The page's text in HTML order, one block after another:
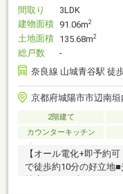
間取り
3LDK
建物面積 91.06m2
土地面積 135.68m2
総戸数
-
奈良線 山城青谷駅 徒
京都府城陽市市辺南垣
2階建て
カウンターキッチン
【オール電化+即予約
で徒歩約10分の好立地